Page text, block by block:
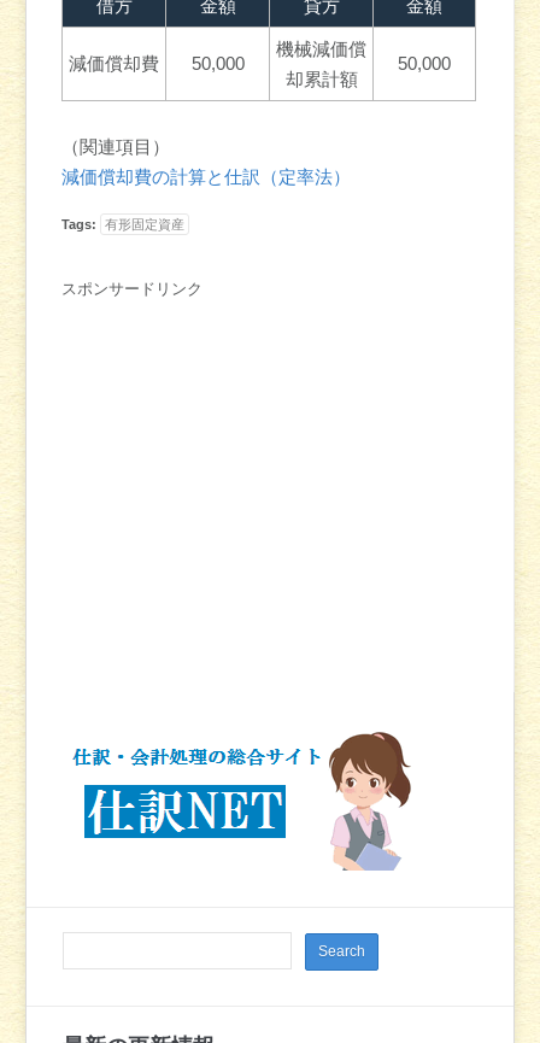
借方 金額 貸方 金額
減価償却費 50,000
機械減価償
却累計額
50,000
（関連項目）
減価償却費の計算と仕訳（定率法）
Tags: 有形固定資産
スポンサードリンク